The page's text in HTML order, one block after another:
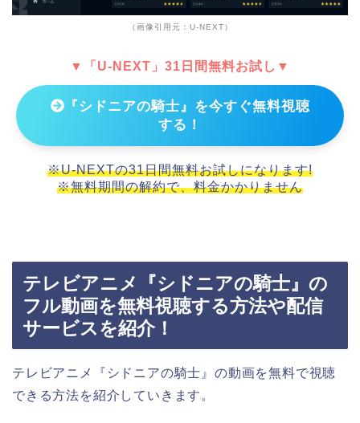
（画像引用元：U-NEXT）
▼「U-NEXT」31日間無料お試し▼
『シドニアの騎士』を今すぐ無料視聴
する！
※U-NEXTの31日間無料お試しになります!
※無料期間の解約で、料金かかりません
テレビアニメ『シドニアの騎士』の
フル動画を無料視聴する方法や配信
サービスを紹介！
テレビアニメ『シドニアの騎士』の動画を無料で視聴
できる方法を紹介していきます。